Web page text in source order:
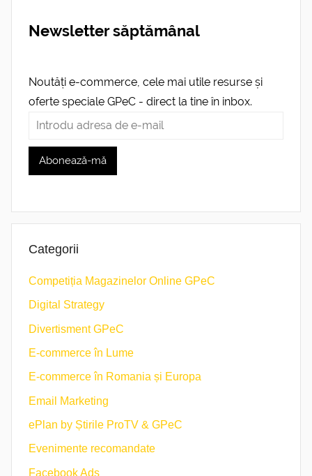
Newsletter săptămânal
Noutăți e-commerce, cele mai utile resurse și
oferte speciale GPeC - direct la tine în inbox.
Categorii
Competiția Magazinelor Online GPeC
Digital Strategy
Divertisment GPeC
E-commerce în Lume
E-commerce în Romania și Europa
Email Marketing
ePlan by Știrile ProTV & GPeC
Evenimente recomandate
Facebook Ads